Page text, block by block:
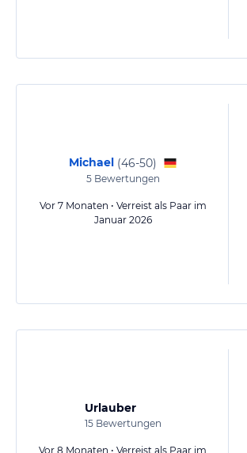
Michael (46-50)
5Bewertungen
Vor 7 Monaten • Verreist als Paar im
Januar 2026
Urlauber
15Bewertungen
Vor 8 Monaten • Verreist als Paar im